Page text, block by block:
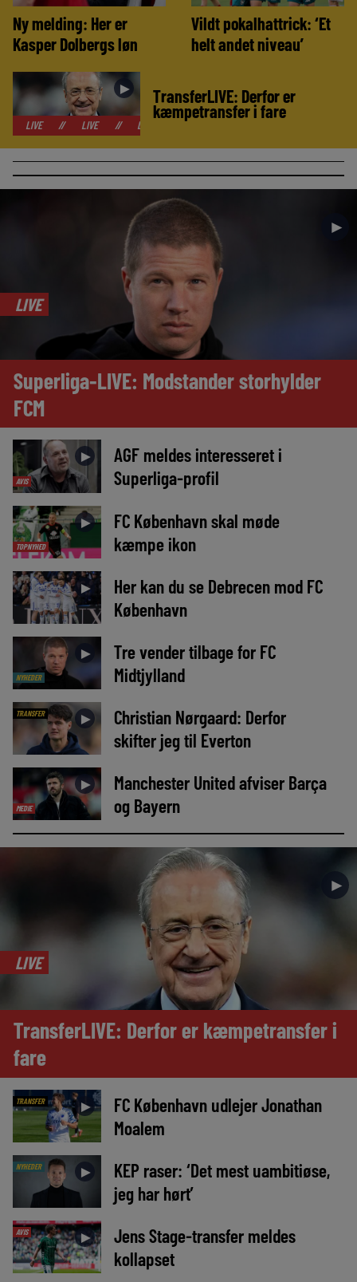
Ny melding: Her er
Kasper Dolbergs løn
Vildt pokalhattrick: ‘Et
helt andet niveau’
►
LIVE LIVE //
TransferLIVE: Derfor er
kæmpetransfer i fare
►
LIVE
Superliga-LIVE: Modstander storhylder
FCM
AVIS
►
AGF meldes interesseret i
Superliga-profil
TOPNYHED
►
FC København skal møde
kæmpe ikon
►
Her kan du se Debrecen mod FC
København
NYHEDER
►
Tre vender tilbage for FC
Midtjylland
TRANSFER ►
Christian Nørgaard: Derfor
skifter jeg til Everton
MEDIE
►
Manchester United afviser Barça
og Bayern
►
LIVE
TransferLIVE: Derfor er kæmpetransfer i
fare
TRANSFER ►
FC København udlejer Jonathan
Moalem
NYHEDER ►
KEP raser: ‘Det mest uambitiøse,
jeg har hørt’
AVIS ►
Jens Stage-transfer meldes
kollapset